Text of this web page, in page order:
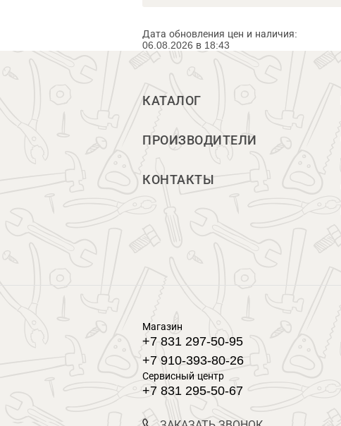
Дата обновления цен и наличия:
06.08.2026 в 18:43
КАТАЛОГ
ПРОИЗВОДИТЕЛИ
КОНТАКТЫ
Магазин
+7 831 297-50-95
+7 910-393-80-26
Сервисный центр
+7 831 295-50-67